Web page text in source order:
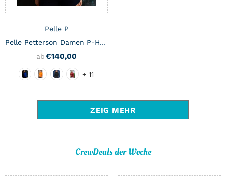
Pelle P
Pelle Petterson Damen P-Hoodie
ab€140,00
+ 11
ZEIG MEHR
CrewDeals der Woche